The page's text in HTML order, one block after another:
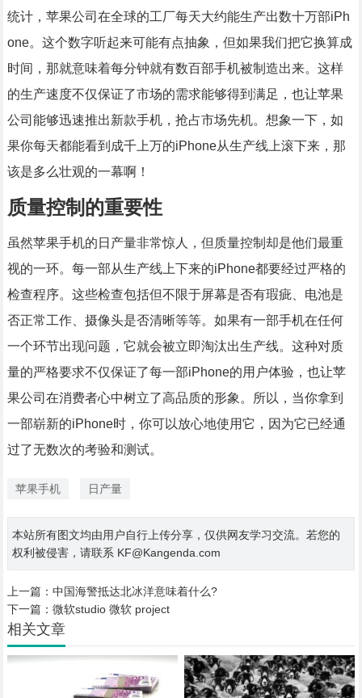
统计，苹果公司在全球的工厂每天大约能生产出数十万部iPh
one。这个数字听起来可能有点抽象，但如果我们把它换算成
时间，那就意味着每分钟就有数百部手机被制造出来。这样
的生产速度不仅保证了市场的需求能够得到满足，也让苹果
公司能够迅速推出新款手机，抢占市场先机。想象一下，如
果你每天都能看到成千上万的iPhone从生产线上滚下来，那
该是多么壮观的一幕啊！
质量控制的重要性
虽然苹果手机的日产量非常惊人，但质量控制却是他们最重
视的一环。每一部从生产线上下来的iPhone都要经过严格的
检查程序。这些检查包括但不限于屏幕是否有瑕疵、电池是
否正常工作、摄像头是否清晰等等。如果有一部手机在任何
一个环节出现问题，它就会被立即淘汰出生产线。这种对质
量的严格要求不仅保证了每一部iPhone的用户体验，也让苹
果公司在消费者心中树立了高品质的形象。所以，当你拿到
一部崭新的iPhone时，你可以放心地使用它，因为它已经通
过了无数次的考验和测试。
苹果手机 日产量
本站所有图文均由用户自行上传分享，仅供网友学习交流。若您的
权利被侵害，请联系 KF@Kangenda.com
上一篇： 中国海警抵达北冰洋意味着什么?
下一篇： 微软studio 微软 project
相关文章